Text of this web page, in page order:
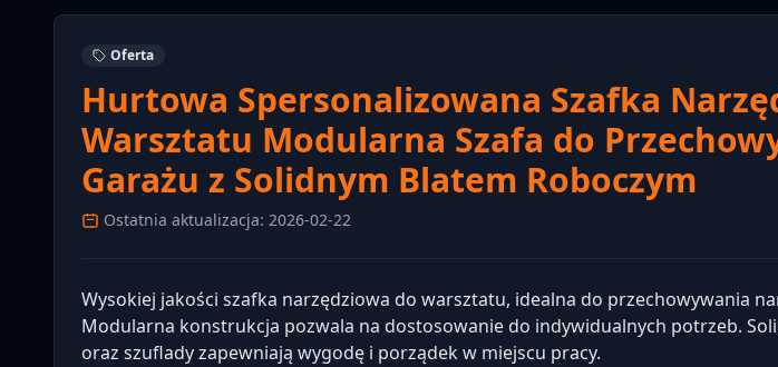
Oferta
Hurtowa Spersonalizowana Szafka
Warsztatu Modularna Szafa do
Garażu z Solidnym Blatem Roboczym
Ostatnia aktualizacja: 2026-02-22
Wysokiej jakości szafka narzędziowa do warsztatu, idealna do przechowywania
Modularna konstrukcja pozwala na dostosowanie do indywidualnych potrzeb.
oraz szuflady zapewniają wygodę i porządek w miejscu pracy.